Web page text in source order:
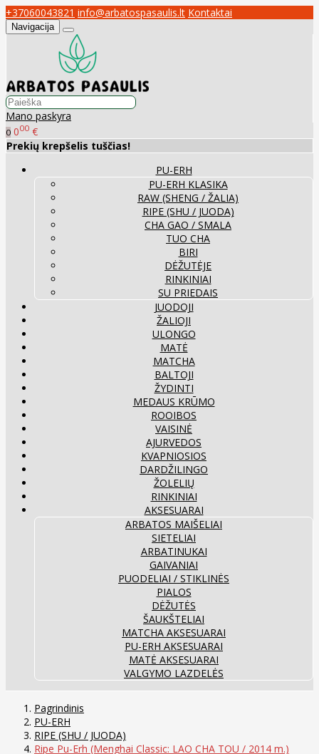
+37060043821 info@arbatospasaulis.lt Kontaktai
Navigacija
Mano paskyra
0 000 €
Prekių krepšelis tuščias!
PU-ERH
PU-ERH KLASIKA
RAW (SHENG / ŽALIA)
RIPE (SHU / JUODA)
CHA GAO / SMALA
TUO CHA
BIRI
DĖŽUTĖJE
RINKINIAI
SU PRIEDAIS
JUODOJI
ŽALIOJI
ULONGO
MATĖ
MATCHA
BALTOJI
ŽYDINTI
MEDAUS KRŪMO
ROOIBOS
VAISINĖ
AJURVEDOS
KVAPNIOSIOS
DARDŽILINGO
ŽOLELIŲ
RINKINIAI
AKSESUARAI
ARBATOS MAIŠELIAI
SIETELIAI
ARBATINUKAI
GAIVANIAI
PUODELIAI / STIKLINĖS
PIALOS
DĖŽUTĖS
ŠAUKŠTELIAI
MATCHA AKSESUARAI
PU-ERH AKSESUARAI
MATĖ AKSESUARAI
VALGYMO LAZDELĖS
Pagrindinis
PU-ERH
RIPE (SHU / JUODA)
Ripe Pu-Erh (Menghai Classic: LAO CHA TOU / 2014 m.)